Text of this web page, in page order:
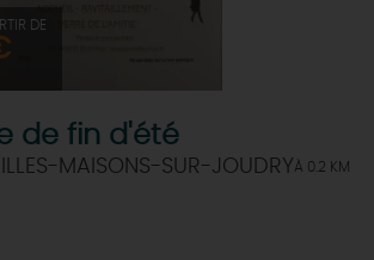
DE
de fin d'été
MAISONS-SUR-JOUDRYÀ 0.2 KM